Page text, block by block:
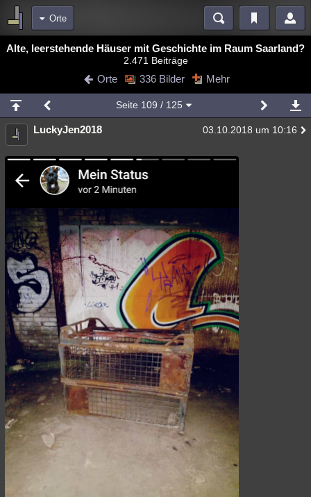
Orte
Bereiche
Blogs Videos
Chat Wiki Neuigkeiten
meine Rubriken
Menschen Wissenschaft Mystery Kriminalfälle
Spiritualität Verschwörungen Technologie Ufologie
Natur Umfragen Unterhaltung
weitere Rubriken
Philosophie Träume Orte Esoterik Literatur
Astronomie Helpdesk Gruppen Gaming
Musik Clash Verbesserungen Allmystery
Übersichten
Besucht Teilgenommen Alle Neue Geschlossen
Lesenswert Schlüsselwörter
Alte, leerstehende Häuser mit Geschichte im Raum Saarland?
2.471 Beiträge
Orte 336 Bilder Mehr
Seite 109 / 125
LuckyJen2018 03.10.2018 um 10:16